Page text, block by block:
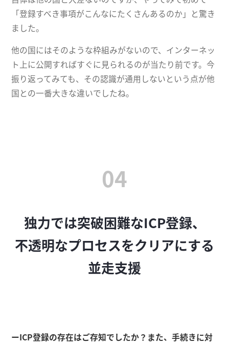
「登録すべき事項がこんなにたくさんあるのか」と驚き
ました。
他の国にはそのような枠組みがないので、インターネッ
ト上に公開すればすぐに見られるのが当たり前です。今
振り返ってみても、その認識が通用しないという点が他
国との一番大きな違いでしたね。
04
独力では突破困難なICP登録、
不透明なプロセスをクリアにする
並走支援
ーICP登録の存在はご存知でしたか？また、手続きに対